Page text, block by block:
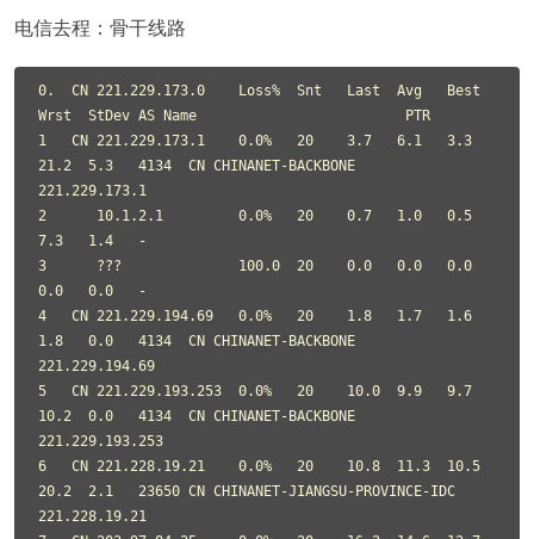
电信去程：骨干线路
0.  CN 221.229.173.0    Loss%  Snt   Last  Avg   Best
Wrst  StDev AS Name                         PTR
1   CN 221.229.173.1    0.0%   20    3.7   6.1   3.3
21.2  5.3   4134  CN CHINANET-BACKBONE
221.229.173.1
2      10.1.2.1         0.0%   20    0.7   1.0   0.5
7.3   1.4   -
3      ???              100.0  20    0.0   0.0   0.0
0.0   0.0   -
4   CN 221.229.194.69   0.0%   20    1.8   1.7   1.6
1.8   0.0   4134  CN CHINANET-BACKBONE
221.229.194.69
5   CN 221.229.193.253  0.0%   20    10.0  9.9   9.7
10.2  0.0   4134  CN CHINANET-BACKBONE
221.229.193.253
6   CN 221.228.19.21    0.0%   20    10.8  11.3  10.5
20.2  2.1   23650 CN CHINANET-JIANGSU-PROVINCE-IDC
221.228.19.21